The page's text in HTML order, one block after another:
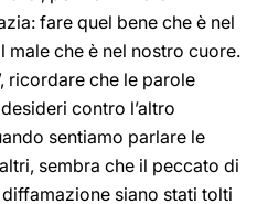
fare quel bene che è nel
male che è nel nostro cuore.
ricordare che le parole
contro l’altro
sentiamo parlare le
sembra che il peccato di
siano stati tolti